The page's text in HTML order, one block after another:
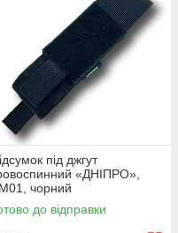
під джгут
«ДНІПРО»,
чорний
до відправки